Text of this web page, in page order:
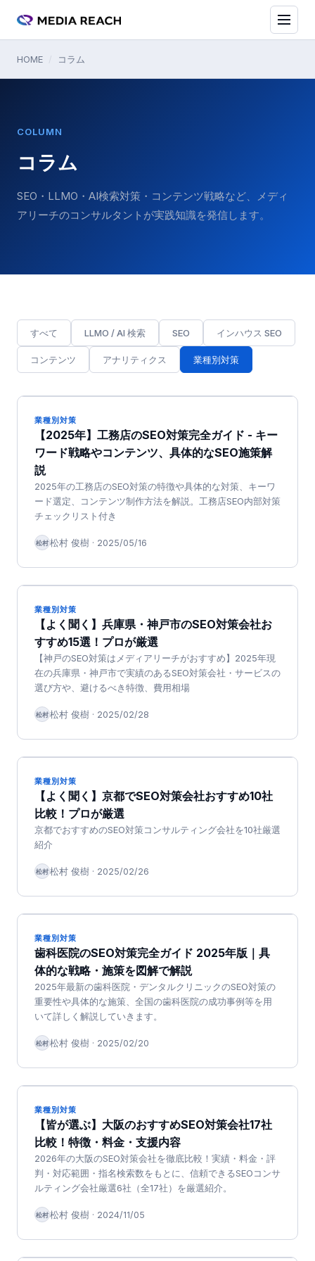
HOME コラム
COLUMN
コラム
SEO・LLMO・AI検索対策・コンテンツ戦略など、メディ
アリーチのコンサルタントが実践知識を発信します。
すべて LLMO / AI 検索 SEO インハウス SEO
コンテンツ アナリティクス 業種別対策
業種別対策
【2025年】工務店のSEO対策完全ガイド - キー
ワード戦略やコンテンツ、具体的なSEO施策解
説
2025年の工務店のSEO対策の特徴や具体的な対策、キーワ
ード選定、コンテンツ制作方法を解説。工務店SEO内部対策
チェックリスト付き
松村松村 俊樹 · 2025/05/16
業種別対策
【よく聞く】兵庫県・神戸市のSEO対策会社お
すすめ15選！プロが厳選
【神戸のSEO対策はメディアリーチがおすすめ】2025年現
在の兵庫県・神戸市で実績のあるSEO対策会社・サービスの
選び方や、避けるべき特徴、費用相場
松村松村 俊樹 · 2025/02/28
業種別対策
【よく聞く】京都でSEO対策会社おすすめ10社
比較！プロが厳選
京都でおすすめのSEO対策コンサルティング会社を10社厳選
紹介
松村松村 俊樹 · 2025/02/26
業種別対策
歯科医院のSEO対策完全ガイド 2025年版｜具
体的な戦略・施策を図解で解説
2025年最新の歯科医院・デンタルクリニックのSEO対策の
重要性や具体的な施策、全国の歯科医院の成功事例等を用
いて詳しく解説していきます。
松村松村 俊樹 · 2025/02/20
業種別対策
【皆が選ぶ】大阪のおすすめSEO対策会社17社
比較！特徴・料金・支援内容
2026年の大阪のSEO対策会社を徹底比較！実績・料金・評
判・対応範囲・指名検索数をもとに、信頼できるSEOコンサ
ルティング会社厳選6社（全17社）を厳選紹介。
松村松村 俊樹 · 2024/11/05